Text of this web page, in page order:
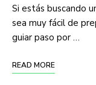
Si estás buscando
sea muy fácil de
guiar paso por …
READ MORE